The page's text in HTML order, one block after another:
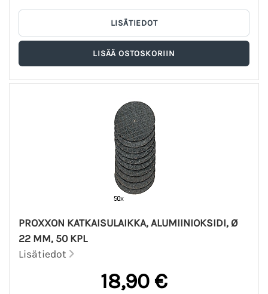
PROXXON KATKAISULAIKKA, ALUMIINIOKSIDI, Ø
22 MM, 50 KPL
Lisätiedot
18,90 €